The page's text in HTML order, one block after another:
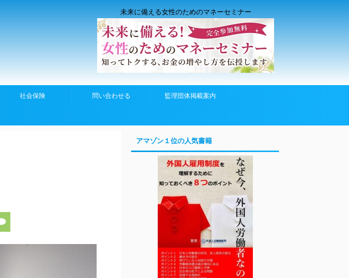
未来に備える女性のためのマネーセミナー
社会保険 問い合わせる 監理団体掲載案内
アマゾン１位の人気書籍